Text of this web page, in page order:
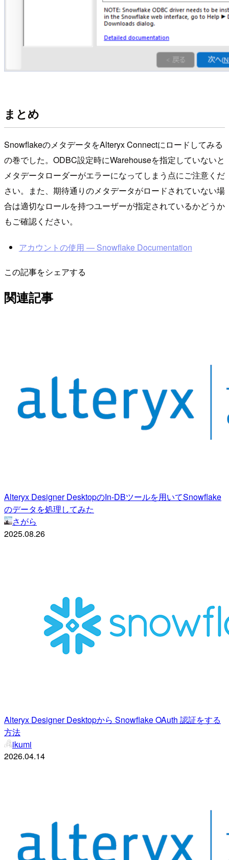
まとめ
SnowflakeのメタデータをAlteryx Connectにロードしてみる
の巻でした。ODBC設定時にWarehouseを指定していないと
メタデータローダーがエラーになってしまう点にご注意くだ
さい。また、期待通りのメタデータがロードされていない場
合は適切なロールを持つユーザーが指定されているかどうか
もご確認ください。
アカウントの使用 — Snowflake Documentation
この記事をシェアする
関連記事
Alteryx Designer DesktopのIn-DBツールを用いてSnowflake
のデータを処理してみた
さがら
2025.08.26
Alteryx Designer Desktopから Snowflake OAuth 認証をする
方法
ikumi
2026.04.14